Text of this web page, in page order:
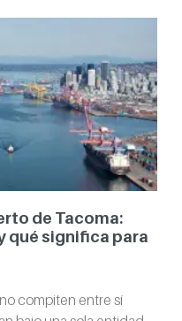
de Tacoma:
qué significa para
compiten entre sí